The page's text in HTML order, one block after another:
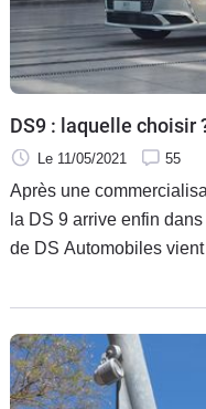
Flottes
Auto
Services
Forum
DS9 : laquelle choisir
Le 11/05/2021 55
Après une
la DS 9 arrive enfin
de DS Automobiles
catégorie. Bien placée
équipée et dotée d’une
deux hybrides, la DS 9
rude concurrence